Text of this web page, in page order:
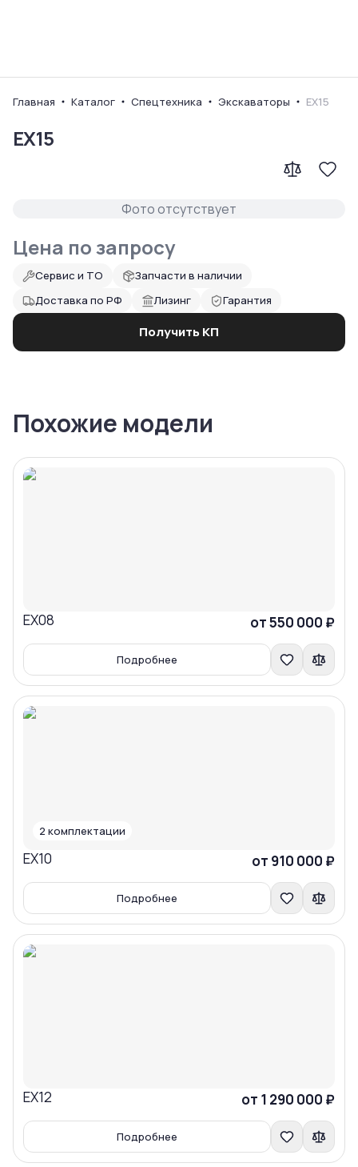
Главная Каталог Спецтехника Экскаваторы EX15
EX15
Фото отсутствует
Цена по запросу
Сервис и ТО
Запчасти в наличии
Доставка по РФ
Лизинг Гарантия
Получить КП
Похожие модели
EX08 от 550 000 ₽
Подробнее
Сравнить
2 комплектации
EX10 от 910 000 ₽
Подробнее
Сравнить
EX12 от 1 290 000 ₽
Подробнее
Сравнить